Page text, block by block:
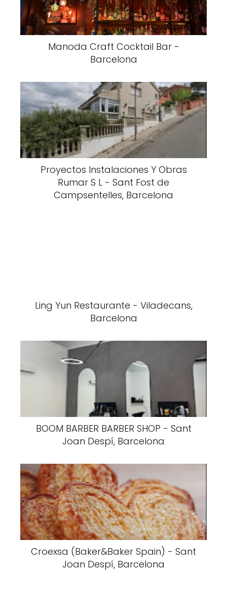
Manoda Craft Cocktail Bar -
Barcelona
Proyectos Instalaciones Y Obras
Rumar S L - Sant Fost de
Campsentelles, Barcelona
Ling Yun Restaurante - Viladecans,
Barcelona
BOOM BARBER BARBER SHOP - Sant
Joan Despí, Barcelona
Croexsa (Baker&Baker Spain) - Sant
Joan Despí, Barcelona